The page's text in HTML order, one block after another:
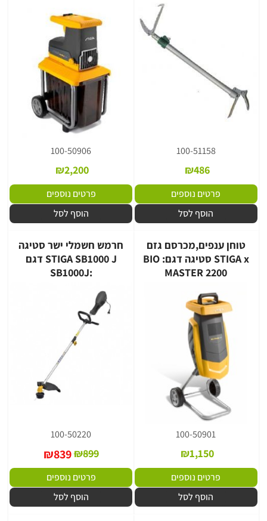
100-51158
₪486
פרטים נוספים
הוסף לסל
100-50906
₪2,200
פרטים נוספים
הוסף לסל
טוחן ענפים,מכרסם גזם
STIGA x סטיגה דגם: BIO
MASTER 2200
100-50901
₪1,150
פרטים נוספים
הוסף לסל
חרמש חשמלי ישר סטיגה
STIGA SB1000 J דגם
:SB1000J
100-50220
₪899
₪839
פרטים נוספים
הוסף לסל